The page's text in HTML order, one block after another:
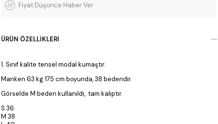
Fiyat Düşünce Haber Ver
ÜRÜN ÖZELLIKLERI
1. Sınıf kalite tensel modal kumaştır.
Manken 63 kg 175 cm boyunda, 38 bedendir.
Görselde M beden kullanıldı, tam kalıptır.
S 36
M 38